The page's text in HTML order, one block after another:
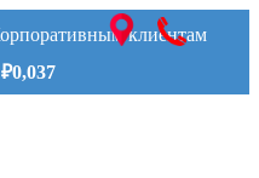
клиентам